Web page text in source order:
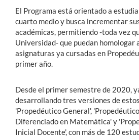
El Programa está orientado a
cuarto medio y busca incrementar
académicas, permitiendo -toda vez
Universidad- que puedan homologar
asignaturas ya cursadas en
primer año.
Desde el primer semestre de 2020,
desarrollando tres versiones de
'Propedéutico General',
Diferenciado en Matemática' y
Inicial Docente', con más de 120